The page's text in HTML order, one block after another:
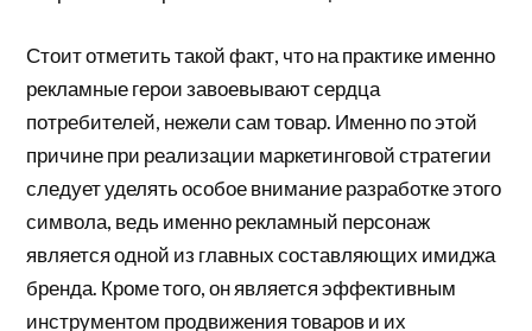
Стоит отметить такой факт, что на практике именно
рекламные герои завоевывают сердца
потребителей, нежели сам товар. Именно по этой
причине при реализации маркетинговой стратегии
следует уделять особое внимание разработке этого
символа, ведь именно рекламный персонаж
является одной из главных составляющих имиджа
бренда. Кроме того, он является эффективным
инструментом продвижения товаров и их